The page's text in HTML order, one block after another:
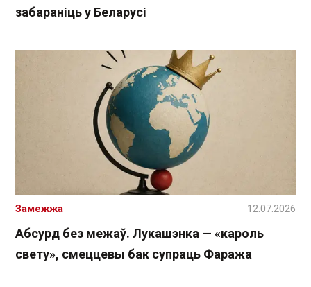
забараніць у Беларусі
Абсурд без межаў. Лукашэнка — «кароль
свету», смеццевы бак супраць Фаража
Замежжа 12.07.2026